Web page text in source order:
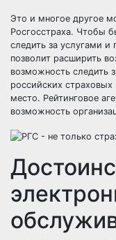
Это и многое другое
Росгосстраха. Чтобы
следить за услугами
позволит расширить
возможность следить
российских
место. Рейтинговое
возможность